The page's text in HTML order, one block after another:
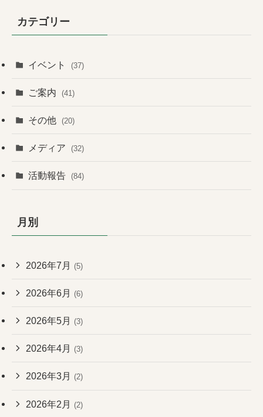
カテゴリー
イベント (37)
ご案内 (41)
その他 (20)
メディア (32)
活動報告 (84)
月別
2026年7月 (5)
2026年6月 (6)
2026年5月 (3)
2026年4月 (3)
2026年3月 (2)
2026年2月 (2)